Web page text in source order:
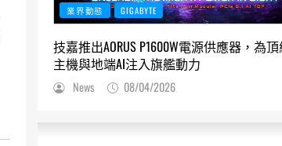
業界動態 GIGABYTE
技嘉推出AORUS P1600W電源供應器，為
主機與地端AI注入旗艦動力
News 08/04/2026